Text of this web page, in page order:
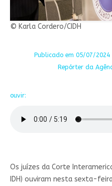
© Karla Cordero/CIDH
Publicado em 05/07/2024
Repórter da
ouvir:
Os juízes da Corte
IDH) ouviram nesta sexta-